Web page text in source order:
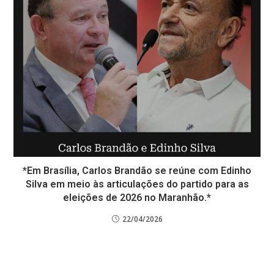
*Em Brasília, Carlos Brandão se reúne com Edinho
Silva em meio às articulações do partido para as
eleições de 2026 no Maranhão.*
22/04/2026